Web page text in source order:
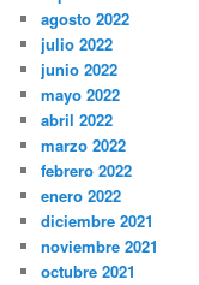
agosto 2022
julio 2022
junio 2022
mayo 2022
abril 2022
marzo 2022
febrero 2022
enero 2022
diciembre 2021
noviembre 2021
octubre 2021